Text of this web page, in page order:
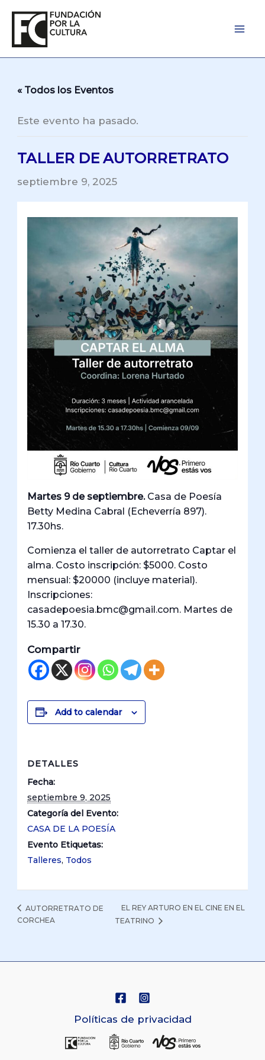
contenido
« Todos los Eventos
Este evento ha pasado.
TALLER DE AUTORRETRATO
septiembre 9, 2025
Martes 9 de septiembre.Casa de Poesía
Betty Medina Cabral (Echeverría 897).
17.30hs.
Comienza el taller de autorretrato Captar el
alma. Costo inscripción: $5000. Costo
mensual: $20000 (incluye material).
Inscripciones:
casadepoesia.bmc@gmail.com. Martes de
15.30 a 17.30.
Compartir
Add to calendar
DETALLES
Fecha:
septiembre 9, 2025
Categoría del Evento:
CASA DE LA POESÍA
Evento Etiquetas:
Talleres, Todos
AUTORRETRATO DE
CORCHEA
EL REY ARTURO EN EL CINE EN EL
TEATRINO
Políticas de privacidad